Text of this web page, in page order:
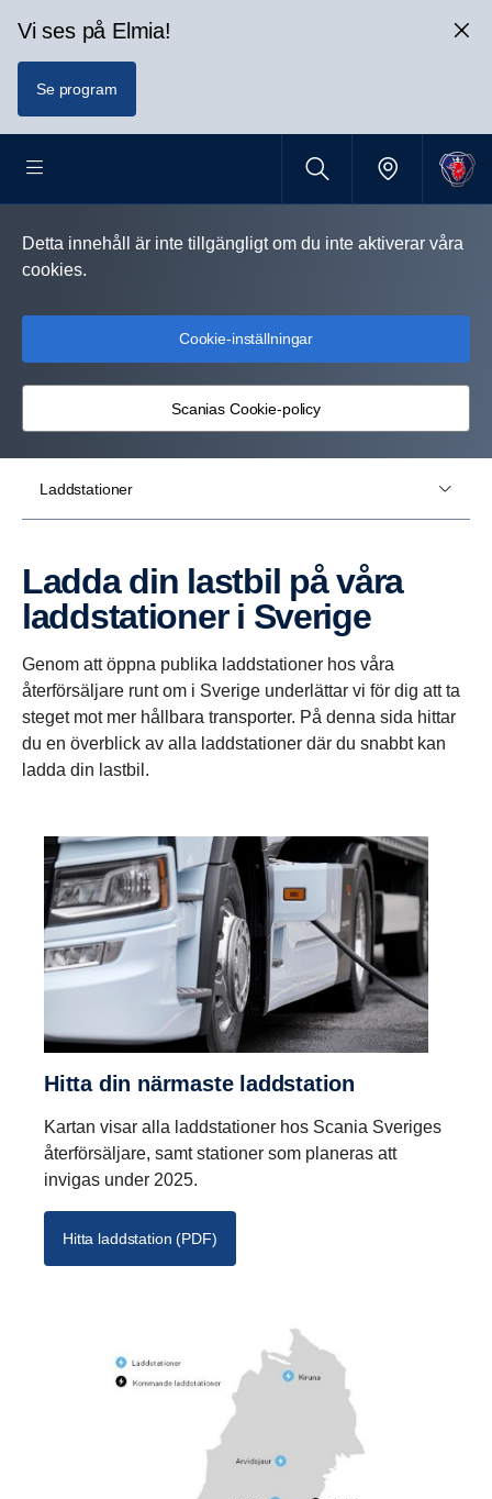
Vi ses på Elmia!
Se program
Detta innehåll är inte tillgängligt om du inte aktiverar våra
cookies.
Cookie-inställningar
Scanias Cookie-policy
Laddstationer
Ladda din lastbil på våra
laddsta­tioner i Sverige
Genom att öppna publika laddstationer hos våra
återförsäljare runt om i Sverige underlättar vi för dig att ta
steget mot mer hållbara transporter. På denna sida hittar
du en överblick av alla laddstationer där du snabbt kan
ladda din lastbil.
Hitta din närmaste laddsta­tion
Kartan visar alla laddstationer hos Scania Sveriges
återförsäljare, samt stationer som planeras att
invigas under 2025.
Hitta laddstation (PDF)